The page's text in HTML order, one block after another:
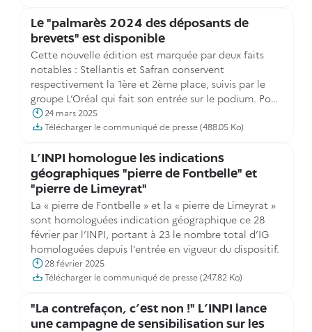
jusqu’à la fin de l’année pour lutter contre ce fléau
économique, sanitaire et sécuritaire.
Le "palmarès 2024 des déposants de
brevets" est disponible
Cette nouvelle édition est marquée par deux faits
notables : Stellantis et Safran conservent
respectivement la 1ère et 2ème place, suivis par le
groupe L’Oréal qui fait son entrée sur le podium. Pour
la première fois, deux PME figurent au classement des
50 premiers déposants de brevets.
24 mars 2025
Télécharger le communiqué de presse (488.05 Ko)
L'INPI homologue les indications
géographiques "pierre de Fontbelle" et
"pierre de Limeyrat"
La « pierre de Fontbelle » et la « pierre de Limeyrat »
sont homologuées indication géographique ce 28
février par l’INPI, portant à 23 le nombre total d’IG
homologuées depuis l’entrée en vigueur du dispositif.
28 février 2025
Télécharger le communiqué de presse (247.82 Ko)
"La contrefaçon, c'est non !" L'INPI lance
une campagne de sensibilisation sur les